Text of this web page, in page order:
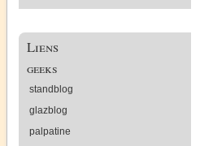
Liens
geeks
standblog
glazblog
palpatine